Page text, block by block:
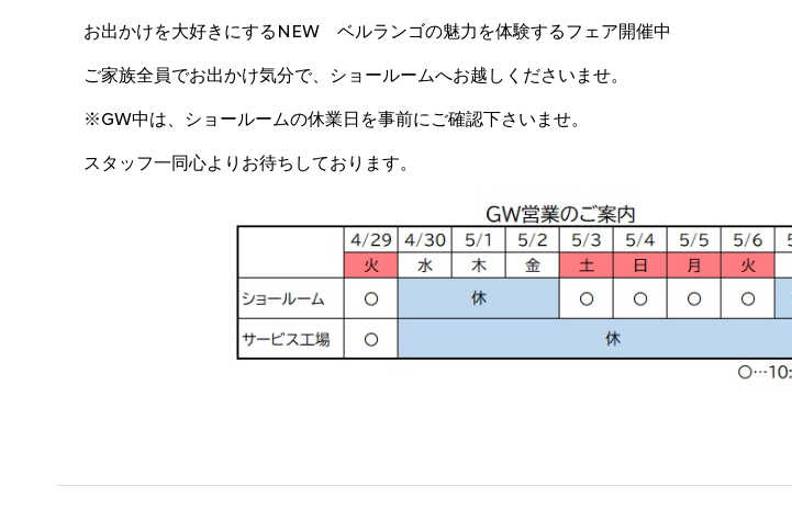
お出かけを大好きにするNEW ベルランゴの魅力を体験するフェア開催中
ご家族全員でお出かけ気分で、ショールームへお越しくださいませ。
※GW中は、ショールームの休業日を事前にご確認下さいませ。
スタッフ一同心よりお待ちしております。